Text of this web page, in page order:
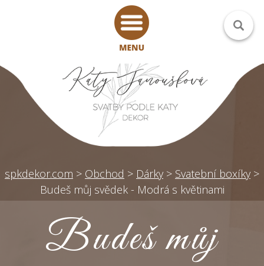
spkdekor.com > Obchod > Dárky > Svatební boxíky >
Budeš můj svědek - Modrá s květinami
Budeš můj